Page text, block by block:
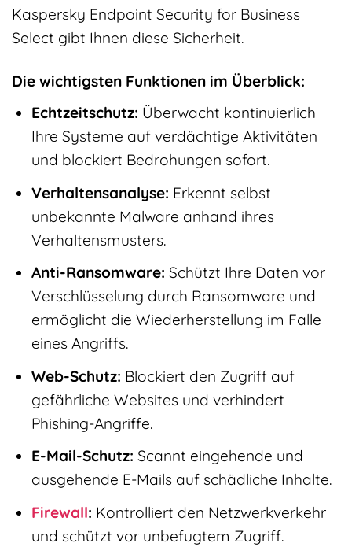
Kaspersky Endpoint Security for Business
Select gibt Ihnen diese Sicherheit.
Die wichtigsten Funktionen im Überblick:
Echtzeitschutz: Überwacht kontinuierlich
Ihre Systeme auf verdächtige Aktivitäten
und blockiert Bedrohungen sofort.
Verhaltensanalyse: Erkennt selbst
unbekannte Malware anhand ihres
Verhaltensmusters.
Anti-Ransomware: Schützt Ihre Daten vor
Verschlüsselung durch Ransomware und
ermöglicht die Wiederherstellung im Falle
eines Angriffs.
Web-Schutz: Blockiert den Zugriff auf
gefährliche Websites und verhindert
Phishing-Angriffe.
E-Mail-Schutz: Scannt eingehende und
ausgehende E-Mails auf schädliche Inhalte.
Firewall: Kontrolliert den Netzwerkverkehr
und schützt vor unbefugtem Zugriff.